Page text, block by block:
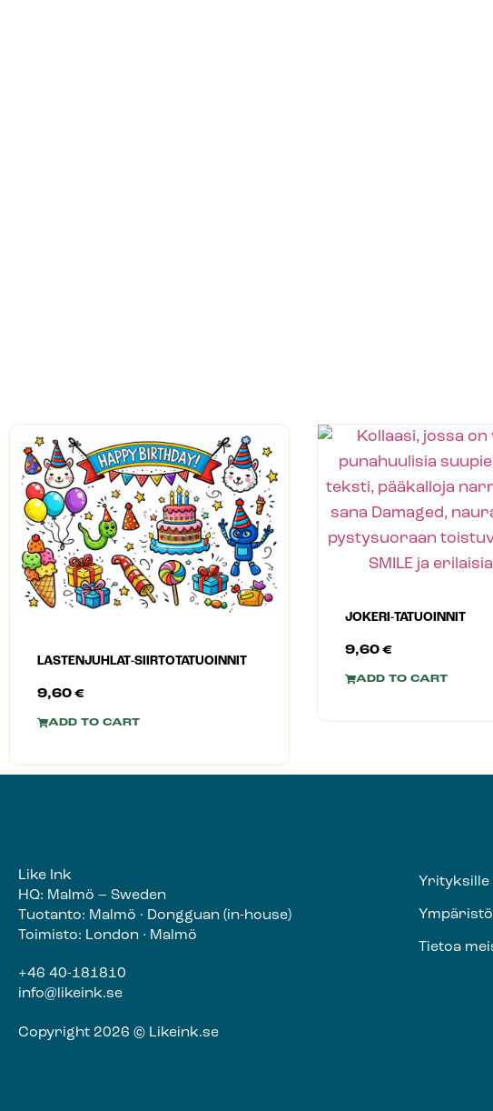
LASTENJUHLAT-SIIRTOTATUOINNIT
9,60 €
ADD TO CART
JOKERI-TATUOINNIT
9,60 €
ADD TO CART
Like Ink
HQ: Malmö – Sweden
Tuotanto: Malmö · Dongguan (in-house)
Toimisto: London · Malmö
+46 40-181810
info@likeink.se
Copyright 2026 © Likeink.se
Yrityksille
Tietoa